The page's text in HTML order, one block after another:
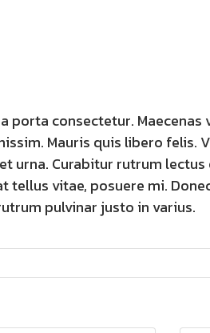
porta consectetur. Maecenas
Mauris quis libero felis.
urna. Curabitur rutrum
tellus vitae, posuere mi.
pulvinar justo in varius.